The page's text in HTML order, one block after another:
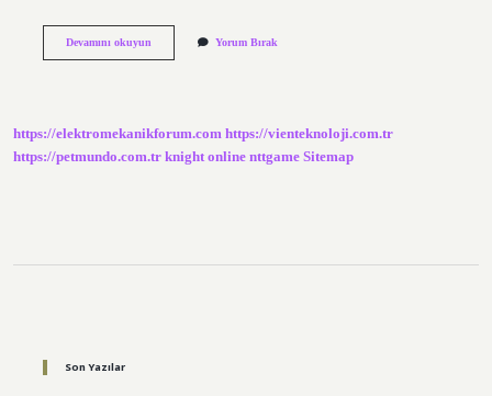
Devamını okuyunFatih
Yaşındaydı
Yorum Bırak
https://elektromekanikforum.com https://vienteknoloji.com.tr
https://petmundo.com.tr knight online nttgame Sitemap
Son Yazılar